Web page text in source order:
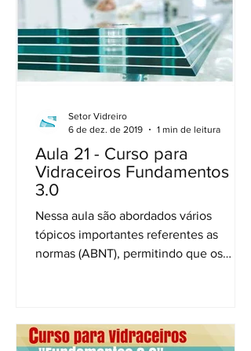
Aula 21 - Curso para
Vidraceiros Fundamentos
3.0
Nessa aula são abordados vários
tópicos importantes referentes as
normas (ABNT), permitindo que os
Setor Vidreiro
6 de dez. de 2019
1 min de leitura